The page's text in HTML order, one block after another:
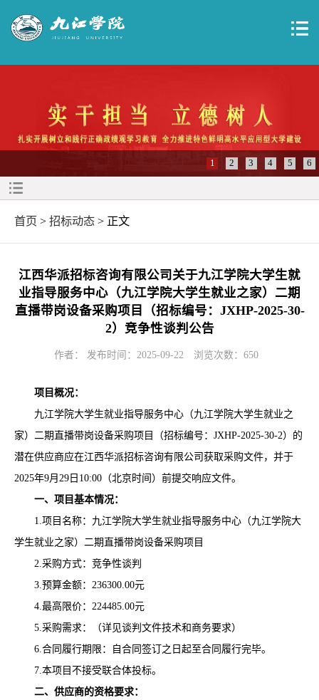
1 2 3 4 5 6
首页 > 招标动态 > 正文
江西华派招标咨询有限公司关于九江学院大学生就
业指导服务中心（九江学院大学生就业之家）二期
直播带岗设备采购项目（招标编号：JXHP-2025-30-
2）竞争性谈判公告
作者： 发布时间：2025-09-22 浏览次数： 650
项目概况：
九江学院大学生就业指导服务中心（九江学院大学生就业之
家）二期直播带岗设备采购项目
（招标编号： JXHP-2025-30-2）的
潜在供应商应在江西华派招标咨询有限公司获取采购文件，并于
2025年9月 29 日 10:00 （北京时间）前提交响应文件。
一、项目基本情况：
1. 项目名称： 九江学院大学生就业指导服务中心（九江学院大
学生就业之家）二期直播带岗设备采购项目
2. 采购方式：竞争性谈判
3. 预算金额： 236300.00元
4. 最高限价： 224485.00元
5. 采购需求： （详见谈判文件技术和商务要求）
6. 合同履行期限：自合同签订之日起至合同履行完毕。
7. 本项目不接受联合体投标。
二、供应商的资格要求：